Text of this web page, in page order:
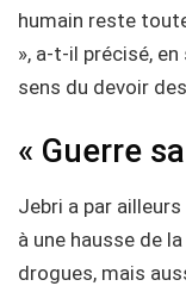
humain reste
», a-t-il précisé,
sens du devoir
« Guerre
Jebri a par
à une hausse de
drogues, mais